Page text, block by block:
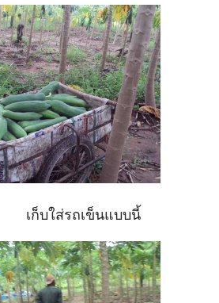
รถเข็นแบบนี้